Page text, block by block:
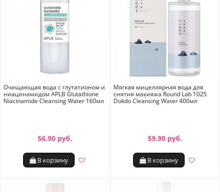
Очищающая вода с глутатионом и
ниацинамидом APLB Glutathione
Niacinamide Cleansing Water 160мл
56.90 руб.
В корзину
Мягкая мицеллярная вода для
снятия макияжа Round Lab 1025
Dokdo Cleansing Water 400мл
59.90 руб.
В корзину